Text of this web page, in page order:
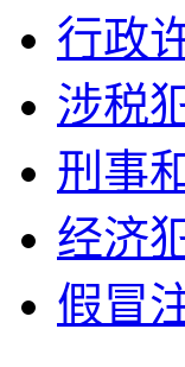
行政
涉税
刑事
经济
假冒